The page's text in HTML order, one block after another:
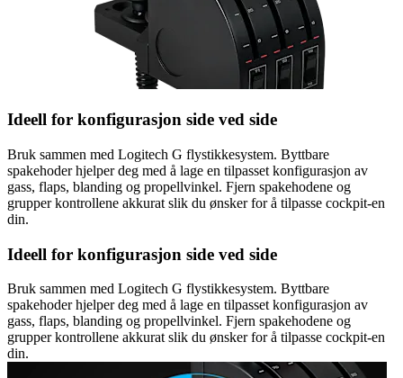
Ideell for konfigurasjon side ved side
Bruk sammen med Logitech G flystikkesystem. Byttbare
spakehoder hjelper deg med å lage en tilpasset konfigurasjon av
gass, flaps, blanding og propellvinkel. Fjern spakehodene og
grupper kontrollene akkurat slik du ønsker for å tilpasse cockpit-en
din.
Ideell for konfigurasjon side ved side
Bruk sammen med Logitech G flystikkesystem. Byttbare
spakehoder hjelper deg med å lage en tilpasset konfigurasjon av
gass, flaps, blanding og propellvinkel. Fjern spakehodene og
grupper kontrollene akkurat slik du ønsker for å tilpasse cockpit-en
din.